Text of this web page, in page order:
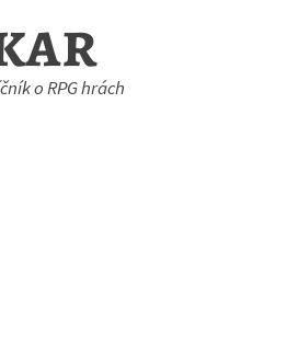
o RPG hrách